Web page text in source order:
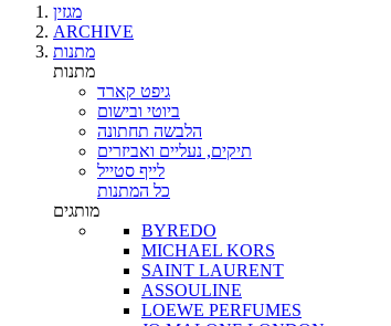
מגזין
ARCHIVE
מתנות
מתנות
גיפט קארד
ביוטי ובישום
הלבשה תחתונה
תיקים, נעליים ואביזרים
לייף סטייל
כל המתנות
מותגים
BYREDO
MICHAEL KORS
SAINT LAURENT
ASSOULINE
LOEWE PERFUMES